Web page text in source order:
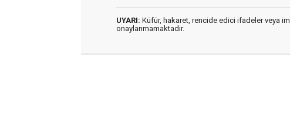
UYARI: Küfür, hakaret, rencide edici ifadeler veya
onaylanmamaktadır.